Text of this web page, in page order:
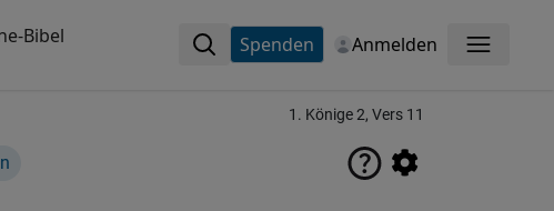
Bibel Spenden Anmelden Menü
1. Könige 2, Vers 11